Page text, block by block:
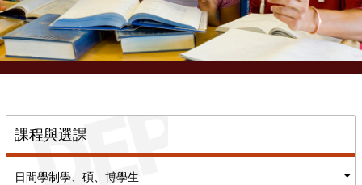
課程與選課
日間學制學、碩、博學生